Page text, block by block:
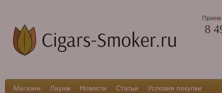
Прием
8
Магазин Лаунж Новости Статьи Условия покупки